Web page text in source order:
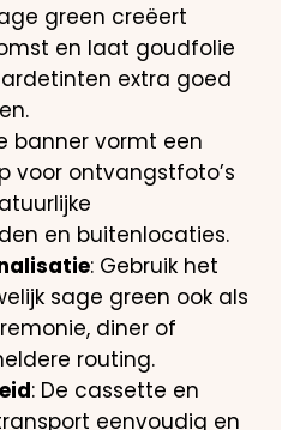
green creëert
en laat goudfolie
extra goed
banner vormt een
voor ontvangstfoto’s
en buitenlocaties.
: Gebruik het
sage green ook als
diner of
routing.
: De cassette en
eenvoudig en